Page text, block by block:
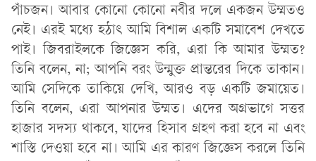
পাঁচজন। আবার কোনো কোনো নবীর দলে একজন উম্মতও
নেই। এরই মধ্যে হঠাৎ আমি বিশাল একটি সমাবেশ দেখতে
পাই। জিবরাইলকে জিজ্ঞেস করি, এরা কি আমার উম্মত?
তিনি বলেন, না; আপনি বরং উন্মুক্ত প্রান্তরের দিকে তাকান।
আমি সেদিকে তাকিয়ে দেখি, আরও বড় একটি জমায়েত।
তিনি বলেন, এরা আপনার উম্মত। এদের অগ্রভাগে সত্তর
হাজার সদস্য থাকবে, যাদের হিসাব গ্রহণ করা হবে না এবং
শাস্তি দেওয়া হবে না। আমি এর কারণ জিজ্ঞেস করলে তিনি